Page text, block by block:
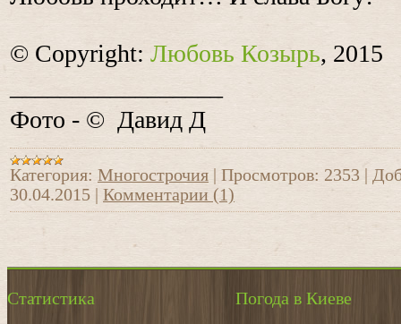
© Copyright: Любовь Козырь, 2015
Фото - © Давид Д
Категория: Многострочия Просмотров: 2353
30.04.2015
Комментарии (1)
Статистика Погода в Киеве